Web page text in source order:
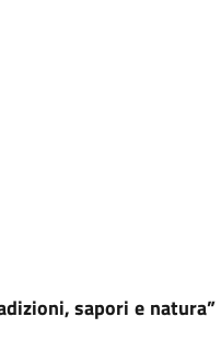
sapori e natura”